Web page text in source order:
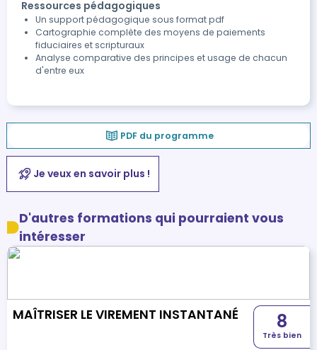
Ressources pédagogiques
Un support pédagogique sous format pdf
Cartographie complète des moyens de paiements
fiduciaires et scripturaux
Analyse comparative des principes et usage de chacun
d'entre eux
PDF du programme
Je veux en savoir plus !
D'autres formations qui pourraient vous
intéresser
MAÎTRISER LE VIREMENT INSTANTANÉ 8
Très bien